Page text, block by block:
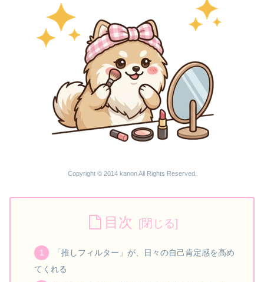
Copyright © 2014 kanon All Rights Reserved.
目次
「推しフィルター」が、日々の自己肯定感を高め
てくれる